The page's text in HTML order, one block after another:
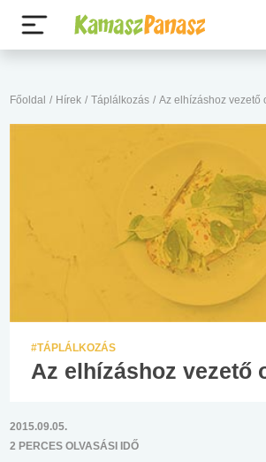
Főoldal / Hírek / Táplálkozás / Az elhízáshoz vezető
#TÁPLÁLKOZÁS
Az elhízáshoz vezető
2015.09.05.
2 PERCES OLVASÁSI IDŐ